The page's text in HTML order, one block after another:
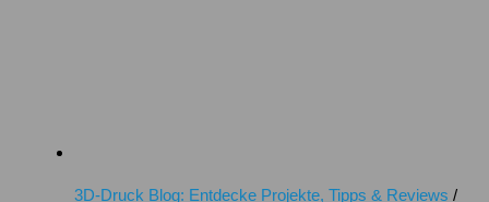
3D-Druck Blog: Entdecke Projekte, Tipps & Reviews /